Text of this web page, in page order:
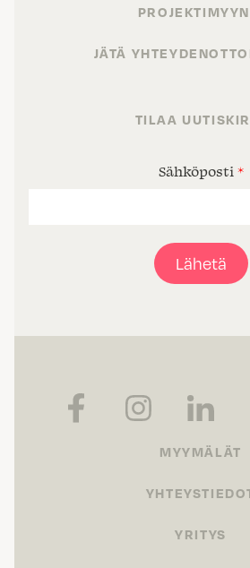
JÄTÄ
TILAA
Sähköposti *
Lähetä
MYYMÄLÄT
YRITYS